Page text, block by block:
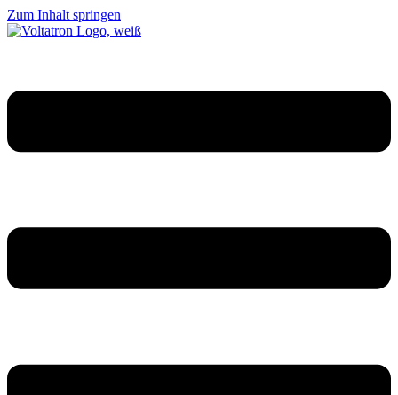
Zum Inhalt springen